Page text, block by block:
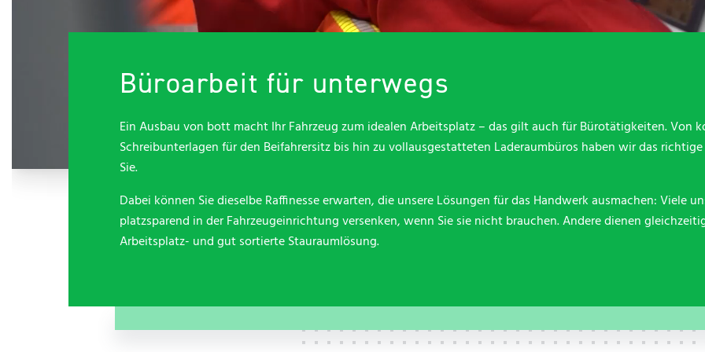
Arbeitssicherheit
Büroarbeit für unterwegs
Ein Ausbau von bott macht Ihr Fahrzeug zum idealen Arbeitsplatz – das gilt auch für Bürotätigkeiten. Von
Schreibunterlagen für den Beifahrersitz bis hin zu vollausgestatteten Laderaumbüros haben wir das
Sie.
Dabei können Sie dieselbe Raffinesse erwarten, die unsere Lösungen für das Handwerk ausmachen: Viele
platzsparend in der Fahrzeugeinrichtung versenken, wenn Sie sie nicht brauchen. Andere dienen
Arbeitsplatz- und gut sortierte Stauraumlösung.